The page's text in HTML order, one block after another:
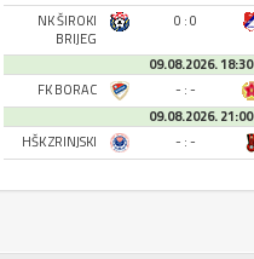
NK ŠIROKI
BRIJEG
0 : 0
09.08.2026. 18:30
FK BORAC
- : -
09.08.2026. 21:00
HŠK ZRINJSKI
- : -